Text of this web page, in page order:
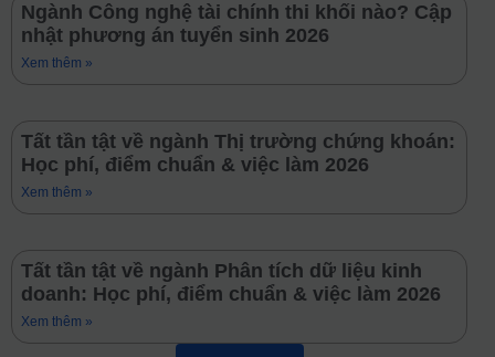
Ngành Công nghệ tài chính thi khối nào? Cập
nhật phương án tuyển sinh 2026
Xem thêm »
Tất tần tật về ngành Thị trường chứng khoán:
Học phí, điểm chuẩn & việc làm 2026
Xem thêm »
Tất tần tật về ngành Phân tích dữ liệu kinh
doanh: Học phí, điểm chuẩn & việc làm 2026
Xem thêm »